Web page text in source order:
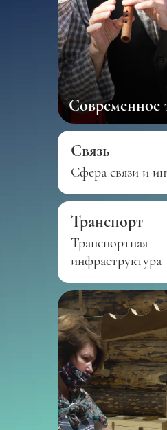
Современное
Связь
Сфера связи и
Транспорт
Транспортная
инфраструктура